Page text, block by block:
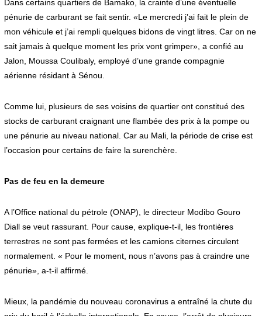
2
0
Dans certains quartiers de Bamako, la crainte d’une éventuelle
pénurie de carburant se fait sentir. «Le mercredi j’ai fait le plein de
mon véhicule et j’ai rempli quelques bidons de vingt litres. Car on ne
sait jamais à quelque moment les prix vont grimper», a confié au
Jalon, Moussa Coulibaly, employé d’une grande compagnie
aérienne résidant à Sénou.
Comme lui, plusieurs de ses voisins de quartier ont constitué des
stocks de carburant craignant une flambée des prix à la pompe ou
une pénurie au niveau national. Car au Mali, la période de crise est
l’occasion pour certains de faire la surenchère.
Pas de feu en la demeure
A l’Office national du pétrole (ONAP), le directeur Modibo Gouro
Diall se veut rassurant. Pour cause, explique-t-il, les frontières
terrestres ne sont pas fermées et les camions citernes circulent
normalement. « Pour le moment, nous n’avons pas à craindre une
pénurie», a-t-il affirmé.
Mieux, la pandémie du nouveau coronavirus a entraîné la chute du